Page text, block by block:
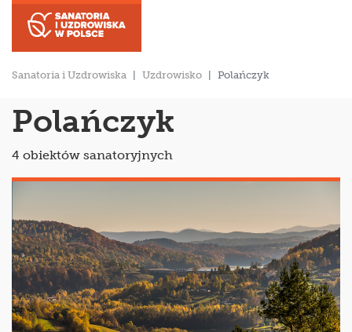
Sanatoria i Uzdrowiska Uzdrowisko Polańczyk
Polańczyk
4 obiektów sanatoryjnych